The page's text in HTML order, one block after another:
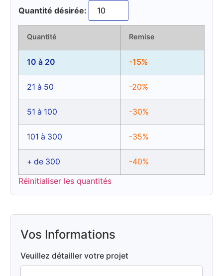
Quantité désirée:
Quantité Remise
10 à 20 -15%
21 à 50 -20%
51 à 100 -30%
101 à 300 -35%
+ de 300 -40%
Réinitialiser les quantités
Vos Informations
Veuillez détailler votre projet